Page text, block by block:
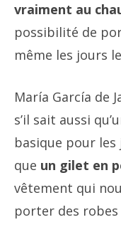
vraiment au
possibilité de
même les jours
María García de
s’il sait aussi
basique pour
que un gilet en
vêtement qui
porter des